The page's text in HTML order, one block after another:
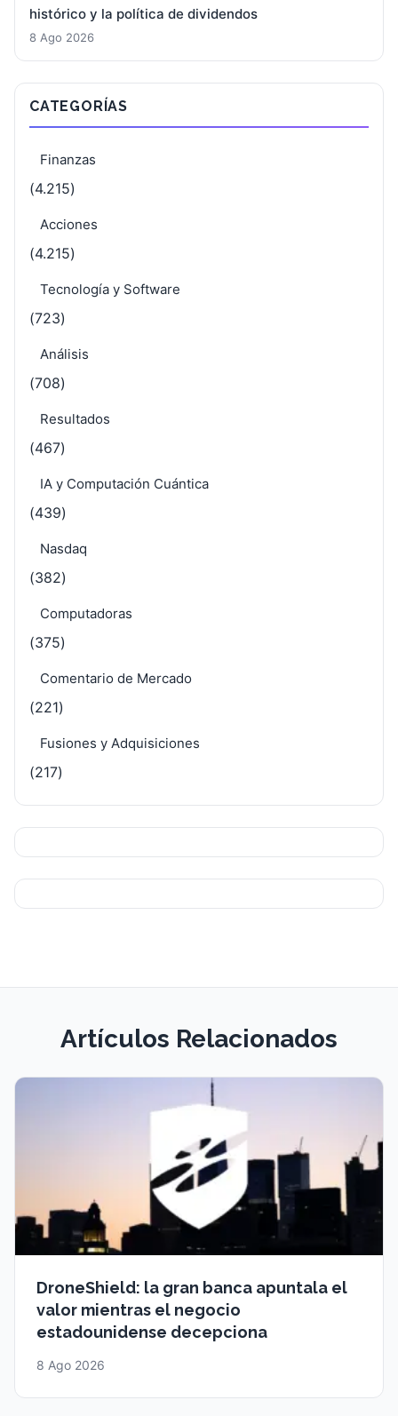
histórico y la política de dividendos
8 Ago 2026
CATEGORÍAS
Finanzas
(4.215)
Acciones
(4.215)
Tecnología y Software
(723)
Análisis
(708)
Resultados
(467)
IA y Computación Cuántica
(439)
Nasdaq
(382)
Computadoras
(375)
Comentario de Mercado
(221)
Fusiones y Adquisiciones
(217)
Artículos Relacionados
DroneShield: la gran banca apuntala el
valor mientras el negocio
estadounidense decepciona
8 Ago 2026